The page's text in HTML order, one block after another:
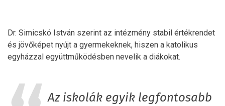
Dr. Simicskó István szerint az intézmény stabil értékrendet
és jövőképet nyújt a gyermekeknek, hiszen a katolikus
egyházzal együttműködésben nevelik a diákokat.
Az iskolák egyik legfontosabb